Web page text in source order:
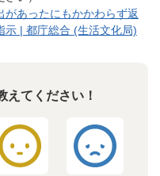
あったにもかかわらず返
示 | 都庁総合 (生活文化局)
えてください！